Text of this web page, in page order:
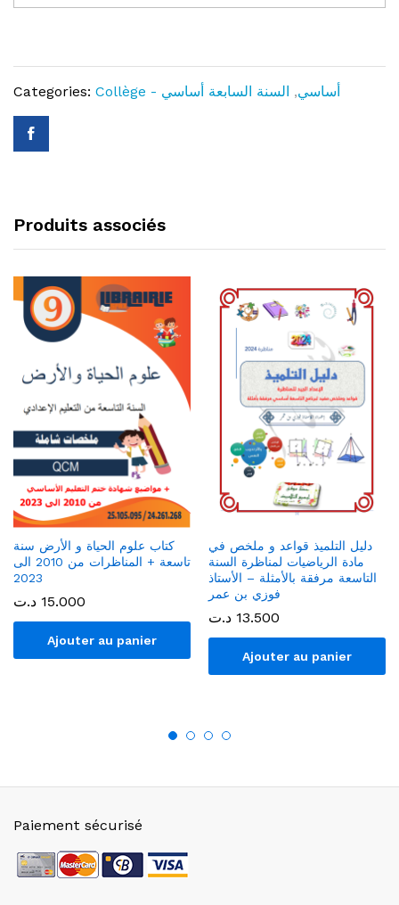
السنة
الثالث
Categories: Collège - أساسي, السنة السابعة أساسي
Produits associés
كتاب علوم الحياة و الأرض سنة
تاسعة + المناظرات من 2010 الى
2023
15.000 د.ت
Ajouter au panier
دليل التلميذ قواعد و ملخص في
مادة الرياضيات لمناظرة السنة
التاسعة مرفقة بالأمثلة – الأستاذ
فوزي بن عمر
13.500 د.ت
Ajouter au panier
Paiement sécurisé